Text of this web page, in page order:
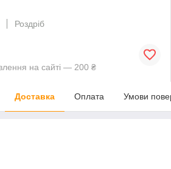
Роздріб
на сайті — 200 ₴
Доставка Оплата Умови